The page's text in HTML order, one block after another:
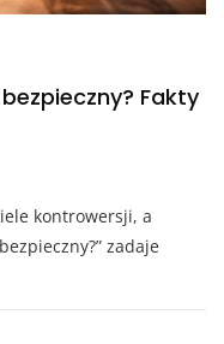
Fakty
kontrowersji, a
zadaje